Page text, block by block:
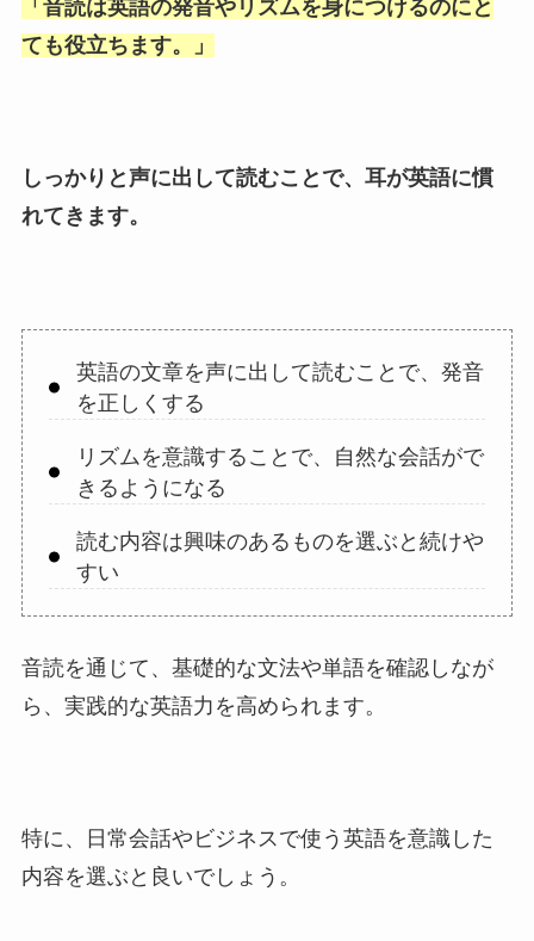
「 音読は英語の発音やリズムを身につけるのにと
ても役立ちます。
」
しっかりと声に出して読むことで、耳が英語に慣
れてきます。
英語の文章を声に出して読むことで、発音
を正しくする
リズムを意識することで、自然な会話がで
きるようになる
読む内容は興味のあるものを選ぶと続けや
すい
音読を通じて、基礎的な文法や単語を確認しなが
ら、実践的な英語力を高められます。
特に、日常会話やビジネスで使う英語を意識した
内容を選ぶと良いでしょう。